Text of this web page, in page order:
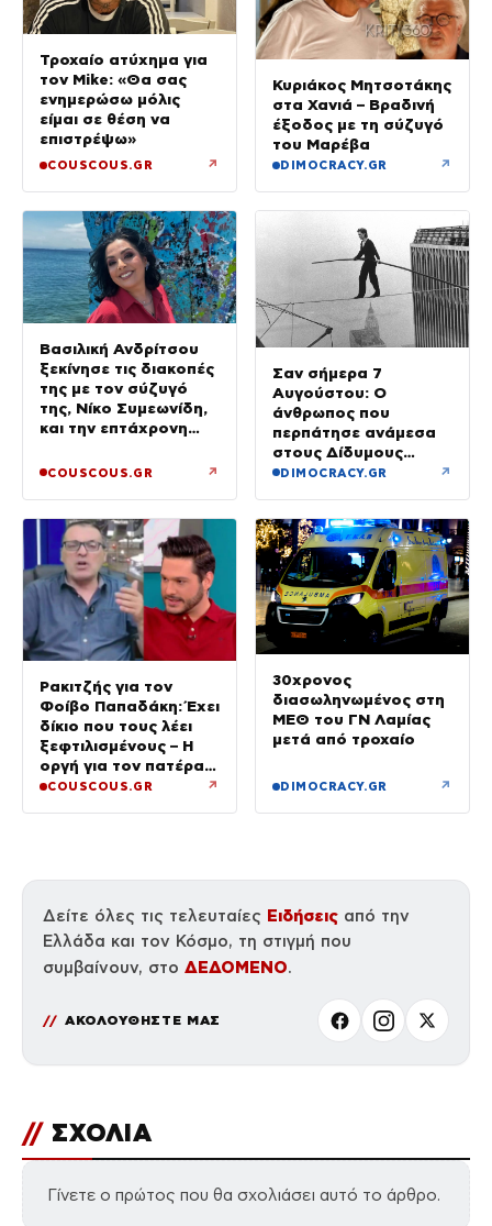
Τροχαίο ατύχημα για
τον Mike: «Θα σας
ενημερώσω μόλις
είμαι σε θέση να
επιστρέψω»
COUSCOUS.GR ↗
Κυριάκος Μητσοτάκης
στα Χανιά – Βραδινή
έξοδος με τη σύζυγό
του Μαρέβα
DIMOCRACY.GR ↗
Βασιλική Ανδρίτσου
ξεκίνησε τις διακοπές
της με τον σύζυγό
της, Νίκο Συμεωνίδη,
και την επτάχρονη
COUSCOUS.GR ↗
Σαν σήμερα 7
Αυγούστου: Ο
άνθρωπος που
περπάτησε ανάμεσα
στους Δίδυμους
Πύργους
DIMOCRACY.GR ↗
Ρακιτζής για τον
Φοίβο Παπαδάκη: Έχει
δίκιο που τους λέει
ξεφτιλισμένους – Η
οργή για τον πατέρα
του
COUSCOUS.GR ↗
30χρονος
διασωληνωμένος στη
ΜΕΘ του ΓΝ Λαμίας
μετά από τροχαίο
DIMOCRACY.GR ↗
Δείτε όλες τις τελευταίες Ειδήσεις από την
Ελλάδα και τον Κόσμο, τη στιγμή που
συμβαίνουν, στο ΔΕΔΟΜΕΝΟ.
ΑΚΟΛΟΥΘΗΣΤΕ ΜΑΣ
// ΣΧΟΛΙΑ
Γίνετε ο πρώτος που θα σχολιάσει αυτό το άρθρο.